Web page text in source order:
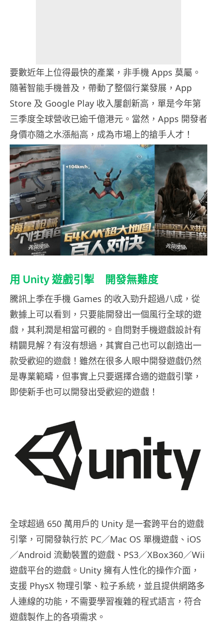
要數近年上位得最快的產業，非手機 Apps 莫屬。
隨著智能手機普及，帶動了整個行業發展，App
Store 及 Google Play 收入屢創新高，單是今年第
三季度全球營收已逾千億港元。當然，Apps 開發者
身價亦隨之水漲船高，成為巿場上的搶手人才！
用 Unity 遊戲引掣 開發無難度
騰訊上季在手機 Games 的收入勁升超過八成，從
數據上可以看到，只要能開發出一個風行全球的遊
戲，其利潤是相當可觀的。自問對手機遊戲設計有
精闢見解？有沒有想過，其實自己也可以創造出一
款受歡迎的遊戲！雖然在很多人眼中開發遊戲仍然
是專業範疇，但事實上只要選擇合適的遊戲引擎，
即使新手也可以開發出受歡迎的遊戲！
全球超過 650 萬用戶的 Unity 是一套跨平台的遊戲
引擎，可開發執行於 PC／Mac OS 單機遊戲、iOS
／Android 流動裝置的遊戲、PS3／XBox360／Wii
遊戲平台的遊戲。Unity 擁有人性化的操作介面，
支援 PhysX 物理引擎、粒子系統，並且提供網路多
人連線的功能，不需要學習複雜的程式語言，符合
遊戲製作上的各項需求。